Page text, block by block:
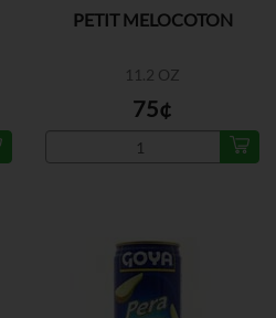
PETIT MELOCOTON
11.2 OZ
75¢